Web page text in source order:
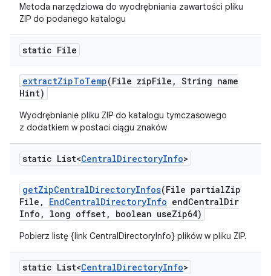
Metoda narzędziowa do wyodrębniania zawartości pliku
ZIP do podanego katalogu
static File
extractZipToTemp(File zipFile , String name
Hint)
Wyodrębnianie pliku ZIP do katalogu tymczasowego
z dodatkiem w postaci ciągu znaków
static List<CentralDirectoryInfo>
getZipCentralDirectoryInfos(File partialZip
File , EndCentralDirectoryInfo endCentralDir
Info , long offset, boolean useZip64)
Pobierz listę {link CentralDirectoryInfo} plików w pliku ZIP.
static List<CentralDirectoryInfo>